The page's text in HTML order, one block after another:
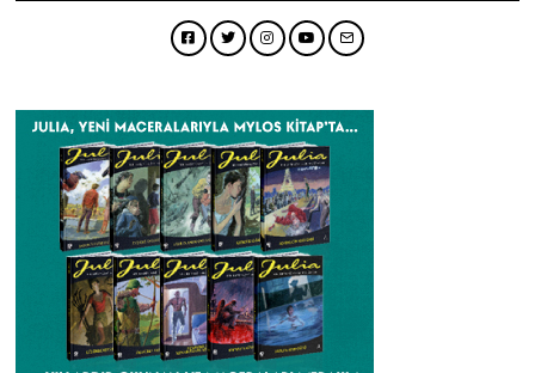
Facebook
TwitterInstagram
YouTubeEmail